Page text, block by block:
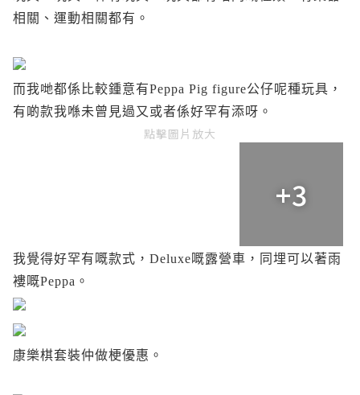
相關、運動相關都有。
而我哋都係比較鍾意有Peppa Pig figure公仔呢種玩具，
有啲款我喺未曾見過又或者係好罕有添呀。
點擊圖片放大
+3
我覺得好罕有嘅款式，Deluxe嘅露營車，同埋可以著雨
褸嘅Peppa。
康樂棋套裝仲做梗優惠。